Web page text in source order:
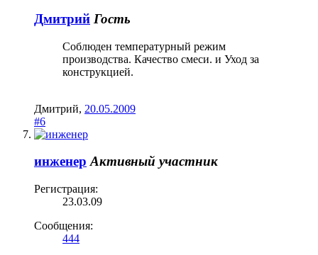
Дмитрий Гость
Соблюден температурный режим
производства. Качество смеси. и Уход за
конструкцией.
Дмитрий, 20.05.2009
#6
инженер Активный участник
Регистрация:
23.03.09
Сообщения:
444